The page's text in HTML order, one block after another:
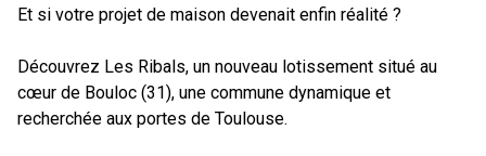
Et si votre projet de maison devenait enfin réalité ?
Découvrez Les Ribals, un nouveau lotissement situé au
cœur de Bouloc (31), une commune dynamique et
recherchée aux portes de Toulouse.